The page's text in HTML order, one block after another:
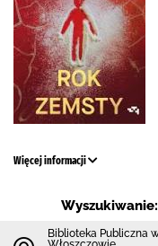
Więcej informacji
Wyszukiwanie:
Biblioteka Publiczna